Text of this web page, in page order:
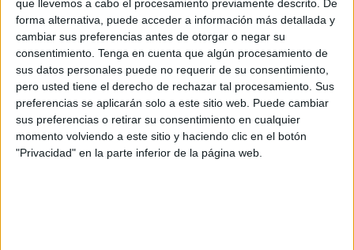
que llevemos a cabo el procesamiento previamente descrito. De
forma alternativa, puede acceder a información más detallada y
cambiar sus preferencias antes de otorgar o negar su
consentimiento. Tenga en cuenta que algún procesamiento de
sus datos personales puede no requerir de su consentimiento,
pero usted tiene el derecho de rechazar tal procesamiento. Sus
preferencias se aplicarán solo a este sitio web. Puede cambiar
sus preferencias o retirar su consentimiento en cualquier
momento volviendo a este sitio y haciendo clic en el botón
"Privacidad" en la parte inferior de la página web.
conocimiento a través de la palabra compartida.
El CICI s promociona con un spot creado por Publicitarios Implicados y a través
de la web www.crearmundos.net/cici/
Ver spot
IMPRIMIR